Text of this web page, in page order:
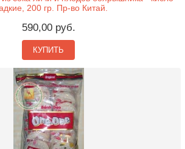
200 гр. Пр-во Китай.
590,00 руб.
КУПИТЬ